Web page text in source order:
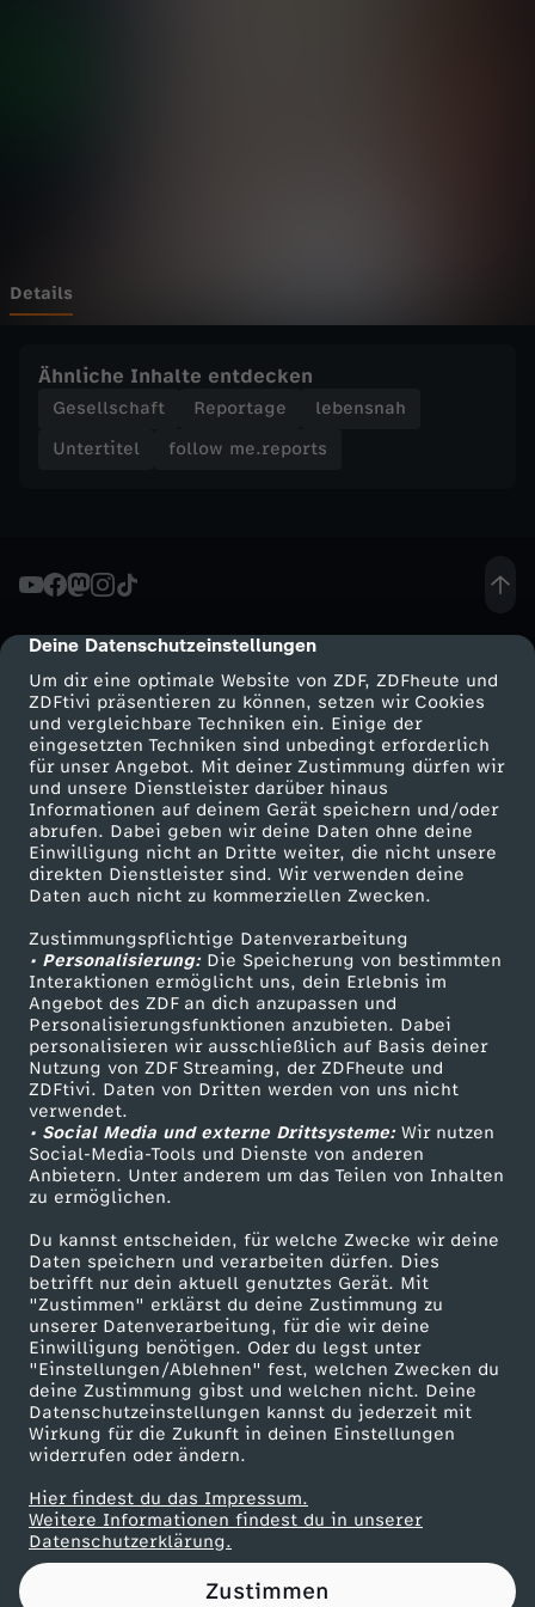
cmp-dialog-description
Deine Datenschutzeinstellungen
Um dir eine optimale Website von ZDF, ZDFheute und
ZDFtivi präsentieren zu können, setzen wir Cookies
und vergleichbare Techniken ein. Einige der
eingesetzten Techniken sind unbedingt erforderlich
für unser Angebot. Mit deiner Zustimmung dürfen wir
und unsere Dienstleister darüber hinaus
Informationen auf deinem Gerät speichern und/oder
abrufen. Dabei geben wir deine Daten ohne deine
Einwilligung nicht an Dritte weiter, die nicht unsere
direkten Dienstleister sind. Wir verwenden deine
Daten auch nicht zu kommerziellen Zwecken.
Zustimmungspflichtige Datenverarbeitung
• Personalisierung:Die Speicherung von bestimmten
Interaktionen ermöglicht uns, dein Erlebnis im
Angebot des ZDF an dich anzupassen und
Personalisierungsfunktionen anzubieten. Dabei
personalisieren wir ausschließlich auf Basis deiner
Nutzung von ZDF Streaming, der ZDFheute und
ZDFtivi. Daten von Dritten werden von uns nicht
verwendet.
• Social Media und externe Drittsysteme:Wir nutzen
Social-Media-Tools und Dienste von anderen
Anbietern. Unter anderem um das Teilen von Inhalten
zu ermöglichen.
Du kannst entscheiden, für welche Zwecke wir deine
Daten speichern und verarbeiten dürfen. Dies
betrifft nur dein aktuell genutztes Gerät. Mit
"Zustimmen" erklärst du deine Zustimmung zu
unserer Datenverarbeitung, für die wir deine
Einwilligung benötigen. Oder du legst unter
"Einstellungen/Ablehnen" fest, welchen Zwecken du
deine Zustimmung gibst und welchen nicht. Deine
Datenschutzeinstellungen kannst du jederzeit mit
Wirkung für die Zukunft in deinen Einstellungen
widerrufen oder ändern.
Hier findest du das Impressum.
Weitere Informationen findest du in unserer
Datenschutzerklärung.
Zustimmen
o
t
W
i
r
r
e
a
g
i
e
r
e
n
a
u
f
d
i
e
Details
Ähnliche Inhalte entdecken
Gesellschaft Reportage
lebensnah
Untertitel
follow me.reports
Mehr ZDF
ZDF-Apps
Smart TV
ZDFtext
Livestreams
Sendungen A-Z
TV-Programm
Service
ZDFmitreden
Kontakt zum ZDF
Tickets
Zuschauerservice
Hilfe
ZDF Unternehmen
Karriere
ZDF goes Schule
Werbefernsehen
Mainzelmännchen
Partner